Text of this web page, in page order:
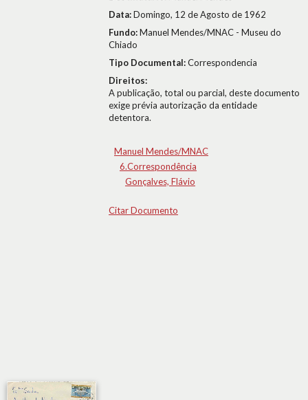
Data:Domingo, 12 de Agosto de 1962
Fundo:Manuel Mendes/MNAC - Museu do
Chiado
Tipo Documental:Correspondencia
Direitos:
A publicação, total ou parcial, deste documento
exige prévia autorização da entidade
detentora.
Manuel Mendes/MNAC
6.Correspondência
Gonçalves, Flávio
Citar Documento